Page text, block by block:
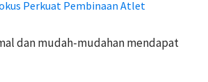
Perkuat Pembinaan Atlet
dan mudah-mudahan mendapat